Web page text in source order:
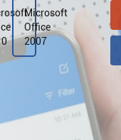
Microsoft
Office
2007